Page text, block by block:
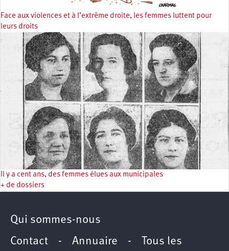
Face aux violences et à l’extrême droite, les femmes luttent pour
leurs droits
Il y a cent ans, des femmes élues aux municipales
+ de dossiers
Qui sommes-nous
Contact - Annuaire -
Tous les